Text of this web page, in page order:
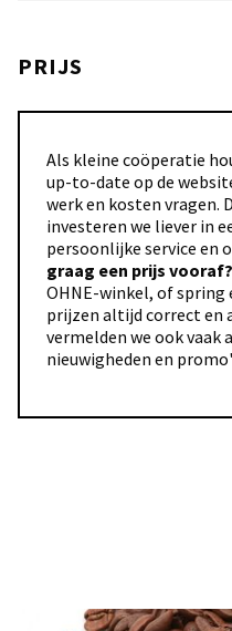
PRIJS
Als kleine coöperatie
up-to-date op de
werk en kosten vragen.
investeren we liever in
persoonlijke service en
graag een prijs vooraf?
OHNE-winkel, of spring
prijzen altijd correct en
vermelden we ook vaak
nieuwigheden en